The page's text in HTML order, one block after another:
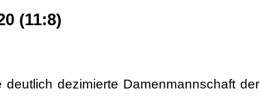
(11:8)
dezimierte Damenmannschaft der